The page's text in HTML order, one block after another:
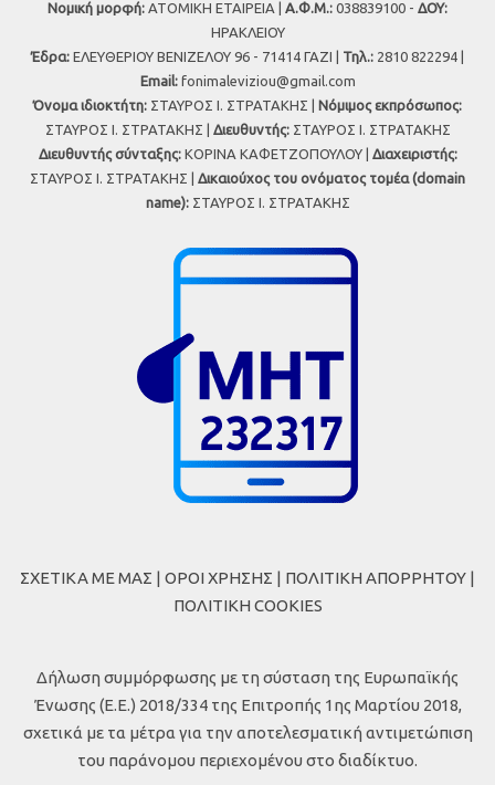
Νομική μορφή: ΑΤΟΜΙΚΗ ΕΤΑΙΡΕΙΑ | Α.Φ.Μ.: 038839100 - ΔΟΥ:
ΗΡΑΚΛΕΙΟΥ
Έδρα: ΕΛΕΥΘΕΡΙΟΥ ΒΕΝΙΖΕΛΟΥ 96 - 71414 ΓΑΖΙ | Τηλ.: 2810 822294 |
Εmail: fonimaleviziou@gmail.com
Όνομα ιδιοκτήτη: ΣΤΑΥΡΟΣ Ι. ΣΤΡΑΤΑΚΗΣ | Νόμιμος εκπρόσωπος:
ΣΤΑΥΡΟΣ Ι. ΣΤΡΑΤΑΚΗΣ | Διευθυντής:ΣΤΑΥΡΟΣ Ι. ΣΤΡΑΤΑΚΗΣ
Διευθυντής σύνταξης:ΚΟΡΙΝΑ ΚΑΦΕΤΖΟΠΟΥΛΟΥ | Διαχειριστής:
ΣΤΑΥΡΟΣ Ι. ΣΤΡΑΤΑΚΗΣ | Δικαιούχος του ονόματος τομέα (domain
name):ΣΤΑΥΡΟΣ Ι. ΣΤΡΑΤΑΚΗΣ
ΣΧΕΤΙΚΑ ΜΕ ΜΑΣ | ΟΡΟΙ ΧΡΗΣΗΣ | ΠΟΛΙΤΙΚΗ ΑΠΟΡΡΗΤΟΥ |
ΠΟΛΙΤΙΚΗ COOKIES
Δήλωση συμμόρφωσης με τη σύσταση της Ευρωπαϊκής
Ένωσης (Ε.Ε.) 2018/334 της Επιτροπής 1ης Μαρτίου 2018,
σχετικά με τα μέτρα για την αποτελεσματική αντιμετώπιση
του παράνομου περιεχομένου στο διαδίκτυο.